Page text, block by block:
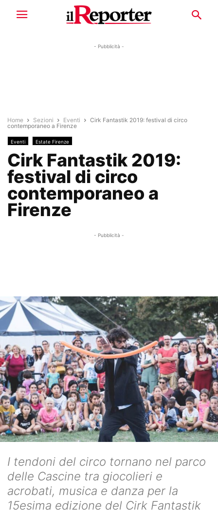
- Pubblicità -
Home Sezioni Eventi
Cirk Fantastik 2019: festival di circo
contemporaneo a Firenze
Eventi Estate Firenze
Cirk Fantastik 2019:
festival di circo
contemporaneo a
Firenze
- Pubblicità -
I tendoni del circo tornano nel parco
delle Cascine tra giocolieri e
acrobati, musica e danza per la
15esima edizione del Cirk Fantastik